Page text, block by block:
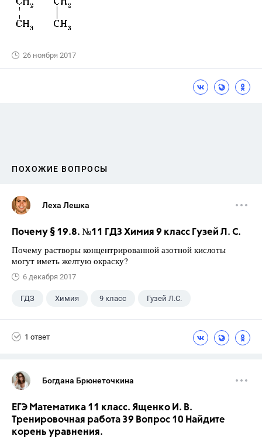
26 ноября 2017
ПОХОЖИЕ ВОПРОСЫ
Леха Лешка
Почему § 19.8. №11 ГДЗ Химия 9 класс Гузей Л. С.
Почему растворы концентрированной азотной кислоты
могут иметь желтую окраску?
6 декабря 2017
ГДЗ Химия 9 класс Гузей Л.С.
1 ответ
Богдана Брюнеточкина
ЕГЭ Математика 11 класс. Ященко И. В.
Тренировочная работа 39 Вопрос 10 Найдите
корень уравнения.